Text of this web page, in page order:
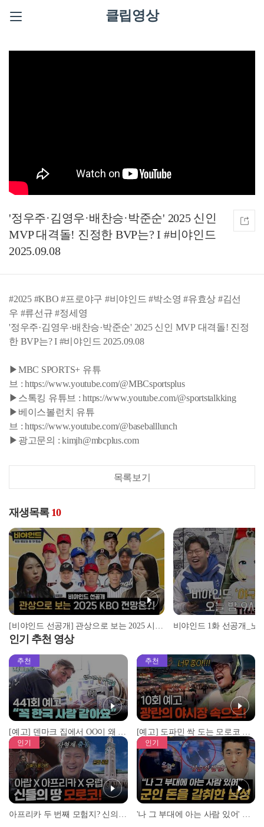
클립영상
'정우주·김영우·배찬승·박준순' 2025 신인
MVP 대격돌! 진정한 BVP는? I #비야인드
2025.09.08
#2025 #KBO #프로야구 #비야인드 #박소영 #유효상 #김선
우 #류선규 #정세영
'정우주·김영우·배찬승·박준순' 2025 신인 MVP 대격돌! 진정
한 BVP는? I #비야인드 2025.09.08
▶MBC SPORTS+ 유튜
브 : https://www.youtube.com/@MBCsportsplus
▶스톡킹 유튜브 : https://www.youtube.com/@sportstalkking
▶베이스볼런치 유튜
브 : https://www.youtube.com/@baseballlunch
▶광고문의 : kimjh@mbcplus.com
목록보기
재생목록 10
[비야인드 선공개] 관상으로 보는 2025 시즌 KBO 전망은?! 비야인드 1화 선공개_노
인기 추천 영상
추천
[예고] 덴마크 집에서 OO이 왜 나와...? 이상할 정도로 한국을 사랑하는 우리 형을 제보합니다!
추천
[예고] 도파민 싹 도는 모로코 야시장 투어!
인기 인기